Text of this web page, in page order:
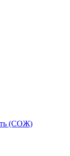
(СОЖ)